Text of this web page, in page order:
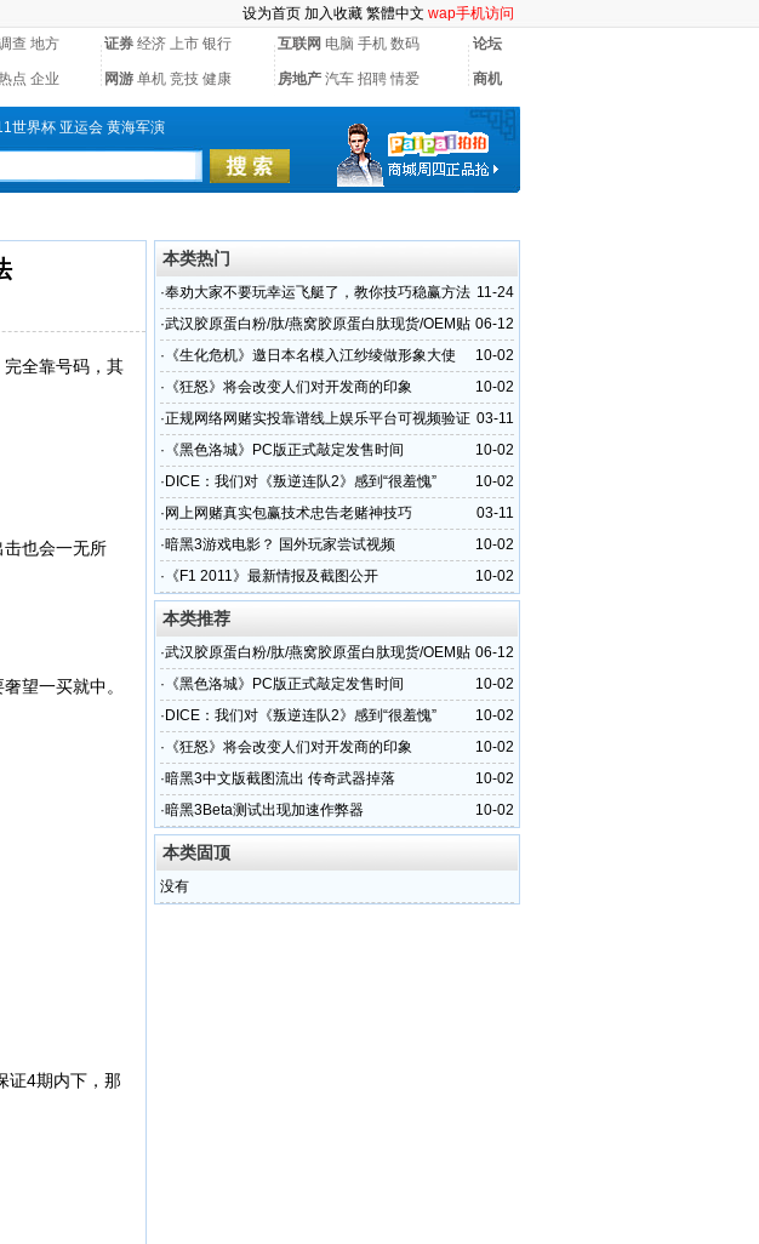
设为首页 加入收藏 繁體中文 wap手机访问
查 地方 证券 经济 上市 银行 互联网 电脑 手机 数码 论坛
点 企业 网游 单机 竞技 健康 房地产 汽车 招聘 情爱 商机
世界杯 亚运会 黄海军演
全靠号码，其
也会一无所
望一买就中。
证4期内下，那
本类热门
11-24
·奉劝大家不要玩幸运飞艇了，教你技巧稳赢方法
06-12
·武汉胶原蛋白粉/肽/燕窝胶原蛋白肽现货/OEM贴
牌代加首选华源晨泰
10-02
· 《生化危机》邀日本名模入江纱绫做形象大使
10-02
· 《狂怒》将会改变人们对开发商的印象
03-11
·正规网络网赌实投靠谱线上娱乐平台可视频验证
实体现场
10-02
· 《黑色洛城》PC版正式敲定发售时间
10-02
· DICE：我们对《叛逆连队2》感到“很羞愧”
03-11
· 网上网赌真实包赢技术忠告老赌神技巧
10-02
·暗黑3游戏电影？ 国外玩家尝试视频
10-02
· 《F1 2011》最新情报及截图公开
本类推荐
06-12
·武汉胶原蛋白粉/肽/燕窝胶原蛋白肽现货/OEM贴
牌代加首选华源晨泰
10-02
· 《黑色洛城》PC版正式敲定发售时间
10-02
· DICE：我们对《叛逆连队2》感到“很羞愧”
10-02
· 《狂怒》将会改变人们对开发商的印象
10-02
·暗黑3中文版截图流出 传奇武器掉落
10-02
·暗黑3Beta测试出现加速作弊器
本类固顶
没有